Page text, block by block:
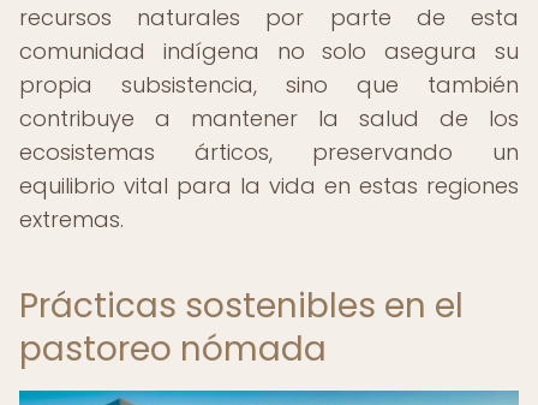
recursos naturales por parte de esta
comunidad indígena no solo asegura su
propia subsistencia, sino que también
contribuye a mantener la salud de los
ecosistemas árticos, preservando un
equilibrio vital para la vida en estas regiones
extremas.
Prácticas sostenibles en el
pastoreo nómada